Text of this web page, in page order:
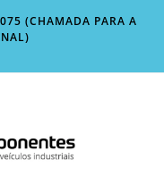
(CHAMADA PARA A